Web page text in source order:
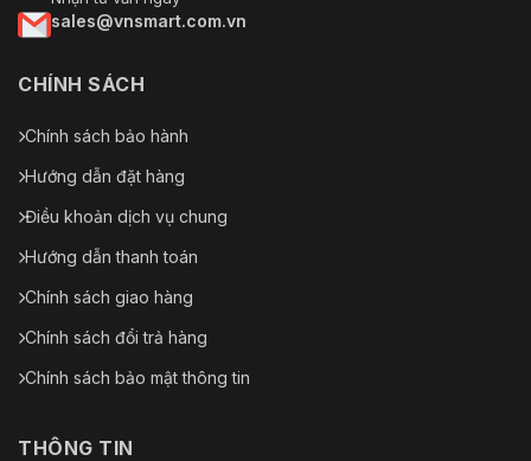
sales@vnsmart.com.vn
CHÍNH SÁCH
Chính sách bảo hành
Hướng dẫn đặt hàng
Điều khoản dịch vụ chung
Hướng dẫn thanh toán
Chính sách giao hàng
Chính sách đổi trả hàng
Chính sách bảo mật thông tin
THÔNG TIN